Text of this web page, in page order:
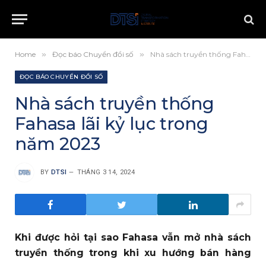
Home » Đọc báo Chuyển đổi số » Nhà sách truyền thống Fahasa lãi kỷ lục trong năm 2023
ĐỌC BÁO CHUYỂN ĐỔI SỐ
Nhà sách truyền thống
Fahasa lãi kỷ lục trong
năm 2023
BY DTSI THÁNG 3 14, 2024
Khi được hỏi tại sao Fahasa vẫn mở nhà sách
truyền thống trong khi xu hướng bán hàng